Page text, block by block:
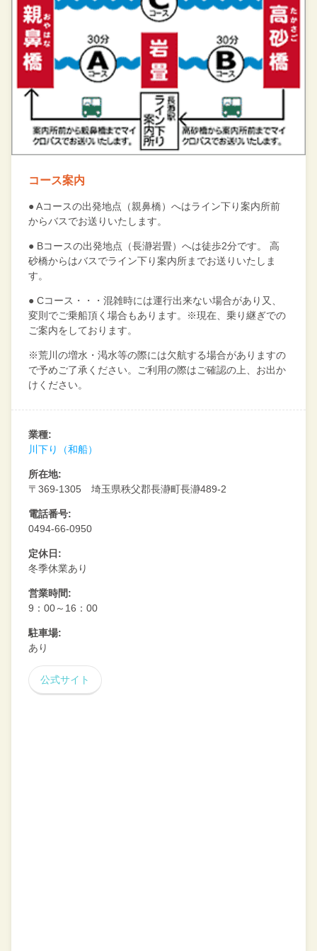
コース案内
● Aコースの出発地点（親鼻橋）へはライン下り案内所前
からバスでお送りいたします。
● Bコースの出発地点（長瀞岩畳）へは徒歩2分です。 高
砂橋からはバスでライン下り案内所までお送りいたしま
す。
● Cコース・・・混雑時には運行出来ない場合があり又、
変則でご乗船頂く場合もあります。※現在、乗り継ぎでの
ご案内をしております。
※荒川の増水・渇水等の際には欠航する場合がありますの
で予めご了承ください。ご利用の際はご確認の上、お出か
けください。
業種:
川下り（和船）
所在地:
〒369-1305 埼玉県秩父郡長瀞町長瀞489-2
電話番号:
0494-66-0950
定休日:
冬季休業あり
営業時間:
9：00～16：00
駐車場:
あり
公式サイト